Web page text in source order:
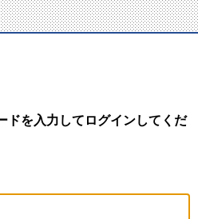
ドを入力してログインしてくだ